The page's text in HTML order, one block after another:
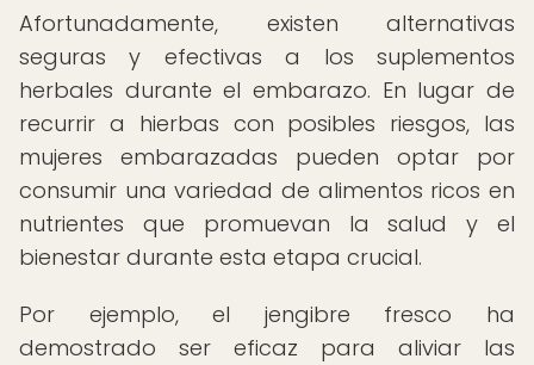
Afortunadamente, existen alternativas
seguras y efectivas a los suplementos
herbales durante el embarazo. En lugar de
recurrir a hierbas con posibles riesgos, las
mujeres embarazadas pueden optar por
consumir una variedad de alimentos ricos en
nutrientes que promuevan la salud y el
bienestar durante esta etapa crucial.
Por ejemplo, el jengibre fresco ha
demostrado ser eficaz para aliviar las